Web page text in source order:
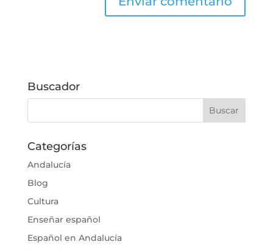
Buscador
Categorías
Andalucía
Blog
Cultura
Enseñar español
Español en Andalucía